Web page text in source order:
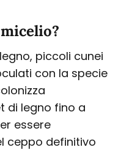
piccoli cunei
con la specie
di legno fino a
essere
ceppo definitivo